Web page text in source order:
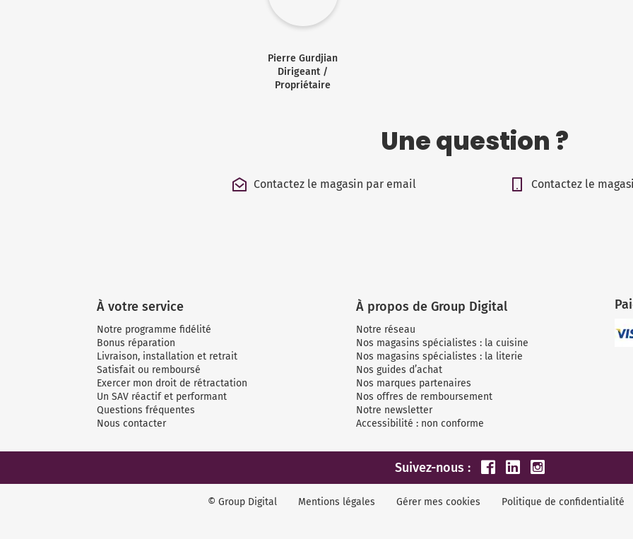
Pierre Gurdjian
Dirigeant /
Propriétaire
Une question ?
Contactez le magasin par email Contactez le
À votre service
Notre programme fidélité
Bonus réparation
Livraison, installation et retrait
Satisfait ou remboursé
Exercer mon droit de rétractation
Un SAV réactif et performant
Questions fréquentes
Nous contacter
À propos de Group Digital
Notre réseau
Nos magasins spécialistes : la cuisine
Nos magasins spécialistes : la literie
Nos guides d’achat
Nos marques partenaires
Nos offres de remboursement
Notre newsletter
Accessibilité : non conforme
Suivez-nous :
© Group Digital Mentions légales Gérer mes cookies Politique de confidentialité